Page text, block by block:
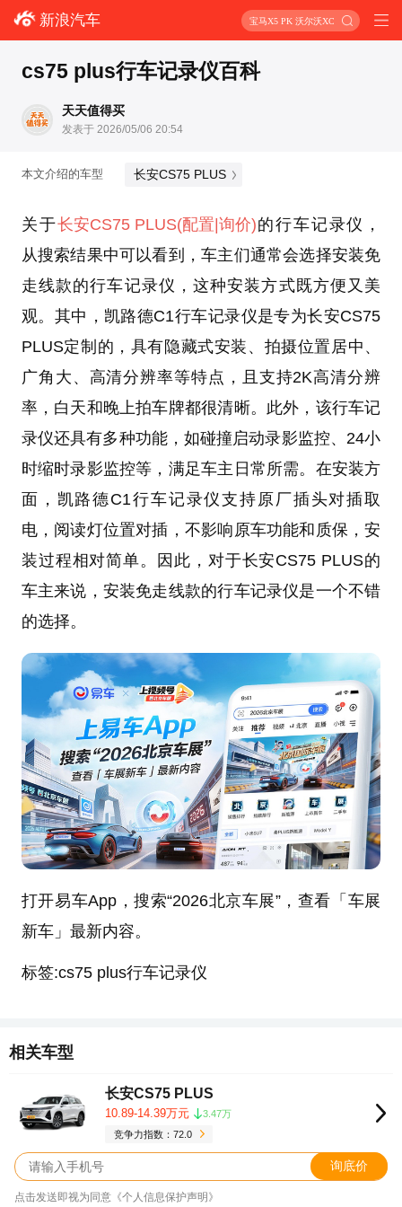
新浪汽车 宝马X5 PK 沃尔沃XC90
cs75 plus行车记录仪百科
天天值得买
发表于 2026/05/06 20:54
本文介绍的车型 长安CS75 PLUS
关于长安CS75 PLUS(配置|询价)的行车记录仪，
从搜索结果中可以看到，车主们通常会选择安装免
走线款的行车记录仪，这种安装方式既方便又美
观。其中，凯路德C1行车记录仪是专为长安CS75
PLUS定制的，具有隐藏式安装、拍摄位置居中、
广角大、高清分辨率等特点，且支持2K高清分辨
率，白天和晚上拍车牌都很清晰。此外，该行车记
录仪还具有多种功能，如碰撞启动录影监控、24小
时缩时录影监控等，满足车主日常所需。在安装方
面，凯路德C1行车记录仪支持原厂插头对插取
电，阅读灯位置对插，不影响原车功能和质保，安
装过程相对简单。因此，对于长安CS75 PLUS的
车主来说，安装免走线款的行车记录仪是一个不错
的选择。
打开易车App，搜索“2026北京车展”，查看「车展
新车」最新内容。
标签:cs75 plus行车记录仪
相关车型
长安CS75 PLUS
10.89-14.39万元
3.47万
竞争力指数：72.0
询底价
点击发送即视为同意《个人信息保护声明》